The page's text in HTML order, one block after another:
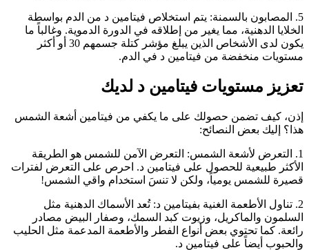
5. المصابون بالسمنة: يتم استخلاص فيتامين د من الدم بواسطة
الخلايا الدهنية، مما يغير من إطلاقه في الدورة الدموية. وغالباً ما
يكون لدى الأشخاص الذين يبلغ مؤشر كتلة جسمهم 30 أو أكثر
مستويات منخفضة من فيتامين د في الدم.
تعزيز مستويات فيتامين د لديك
إذن، كيف تضمن حصولك على ما يكفي من فيتامين أشعة الشمس
هذا؟ إليك بعض النصائح:
1. التعرض لأشعة الشمس: التعرض الآمن للشمس هو الطريقة
الأكثر طبيعية للحصول على فيتامين د. احرص على التعرض لفترات
قصيرة للشمس يومياً، ولكن لا تنسَ استخدام واقي الشمس!
2. تناول الأطعمة الغنية بفيتامين د: تُعد الأسماك الدهنية مثل
السلمون والماكريل، وزيوت كبد السمك، وصفار البيض مصادر
رائعة. كما تحتوي بعض أنواع الفطر والأطعمة المدعمة مثل الحليب
والحبوب أيضاً على فيتامين د.